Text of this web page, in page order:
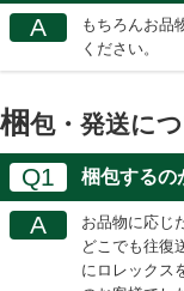
A
もちろんお品
ください。
梱包・発送に
Q1
梱包する
A お品物に応じ
どこでも往復
にロレックス